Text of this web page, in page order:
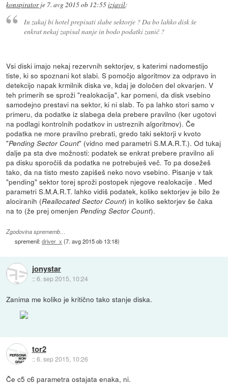
konspiratorje 7. avg 2015 ob 12:55izjavil:
In zakaj bi hotel prepisati slabe sektorje ? Da bo lahko disk še
enkrat nekaj zapisal nanje in bodo podatki zanič ?
Vsi diski imajo nekaj rezervnih sektorjev, s katerimi nadomestijo
tiste, ki so spoznani kot slabi. S pomočjo algoritmov za odpravo in
detekcijo napak krmilnik diska ve, kdaj je določen del okvarjen. V
teh primerih se sproži "realokacija", kar pomeni, da disk vsebino
samodejno prestavi na sektor, ki ni slab. To pa lahko stori samo v
primeru, da podatke iz slabega dela prebere pravilno (ker ugotovi
na podlagi kontrolnih podatkov in ustreznih algoritmov). Če
podatka ne more pravilno prebrati, gredo taki sektorji v kvoto
"Pending Sector Count" (vidno med parametri S.M.A.R.T.). Od tukaj
dalje pa sta dve možnosti: podatek se enkrat prebere pravilno ali
pa disku sporočiš da podatka ne potrebuješ več. To pa dosežeš
tako, da na tisto mesto zapišeš neko novo vsebino. Pisanje v tak
"pending" sektor torej sproži postopek njegove realokacije . Med
parametri S.M.A.R.T. lahko vidiš podatek, koliko sektorjev je bilo že
alociranih (Reallocated Sector Count) in koliko sektorjev še čaka
na to (že prej omenjenPending Sector Count).
Zgodovina sprememb…
spremenil:driver_x (7. avg 2015 ob 13:18)
jonystar
::6. sep 2015, 10:24
Zanima me koliko je kritično tako stanje diska.
tor2
::6. sep 2015, 10:26
Če c5 c6 parametra ostajata enaka, ni.